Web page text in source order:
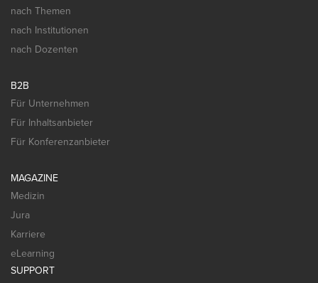
nach Themen
nach Institutionen
nach Dozenten
B2B
Für Unternehmen
Für Inhaltsanbieter
Für Konferenzanbieter
MAGAZINE
Medizin
Jura
Karriere
eLearning
SUPPORT